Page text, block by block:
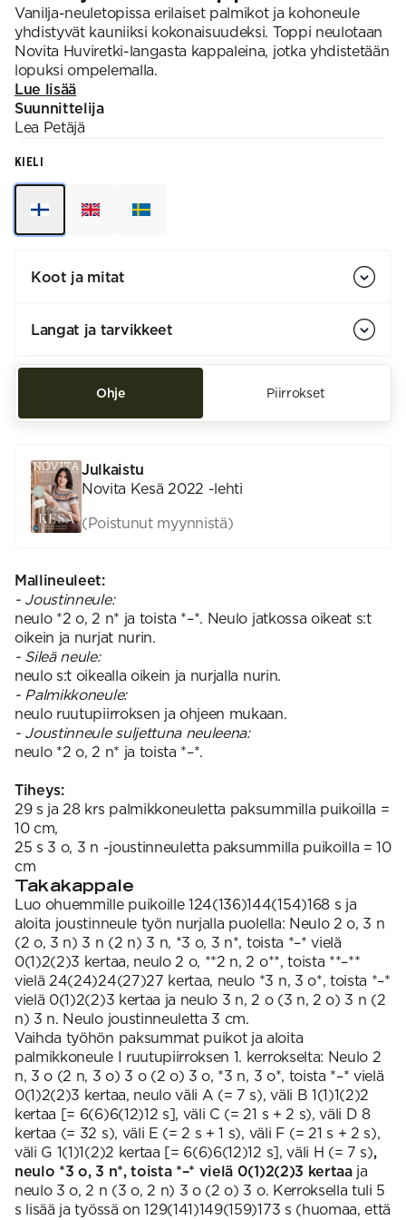
Vanilja-neuletopissa erilaiset palmikot ja kohoneule
yhdistyvät kauniiksi kokonaisuudeksi. Toppi neulotaan
Novita Huviretki-langasta kappaleina, jotka yhdistetään
lopuksi ompelemalla.
Lue lisää
Suunnittelija
Lea Petäjä
KIELI
Koot ja mitat
Langat ja tarvikkeet
Ohje Piirrokset
Julkaistu
Novita Kesä 2022 -lehti
(Poistunut myynnistä)
Mallineuleet:
- Joustinneule:
neulo *2 o, 2 n* ja toista *–*. Neulo jatkossa oikeat s:t
oikein ja nurjat nurin.
- Sileä neule:
neulo s:t oikealla oikein ja nurjalla nurin.
- Palmikkoneule:
neulo ruutupiirroksen ja ohjeen mukaan.
- Joustinneule suljettuna neuleena:
neulo *2 o, 2 n* ja toista *–*.
Tiheys:
29 s ja 28 krs palmikkoneuletta paksummilla puikoilla =
10 cm,
25 s 3 o, 3 n -joustinneuletta paksummilla puikoilla = 10
cm
Takakappale
Luo ohuemmille puikoille 124(136)144(154)168 s ja
aloita joustinneule työn nurjalla puolella: Neulo 2 o, 3 n
(2 o, 3 n) 3 n (2 n) 3 n, *3 o, 3 n*, toista *–* vielä
0(1)2(2)3 kertaa, neulo 2 o, **2 n, 2 o**, toista **–**
vielä 24(24)24(27)27 kertaa, neulo *3 n, 3 o*, toista *–*
vielä 0(1)2(2)3 kertaa ja neulo 3 n, 2 o (3 n, 2 o) 3 n (2
n) 3 n. Neulo joustinneuletta 3 cm.
Vaihda työhön paksummat puikot ja aloita
palmikkoneule I ruutupiirroksen 1. kerrokselta: Neulo 2
n, 3 o (2 n, 3 o) 3 o (2 o) 3 o, *3 n, 3 o*, toista *–* vielä
0(1)2(2)3 kertaa, neulo väli A (= 7 s), väli B 1(1)1(2)2
kertaa [= 6(6)6(12)12 s], väli C (= 21 s + 2 s), väli D 8
kertaa (= 32 s), väli E (= 2 s + 1 s), väli F (= 21 s + 2 s),
väli G 1(1)1(2)2 kertaa [= 6(6)6(12)12 s], väli H (= 7 s),
neulo *3 o, 3 n*, toista *–* vielä 0(1)2(2)3 kertaaja
neulo 3 o, 2 n (3 o, 2 n) 3 o (2 o) 3 o. Kerroksella tuli 5
s lisää ja työssä on 129(141)149(159)173 s (huomaa, että